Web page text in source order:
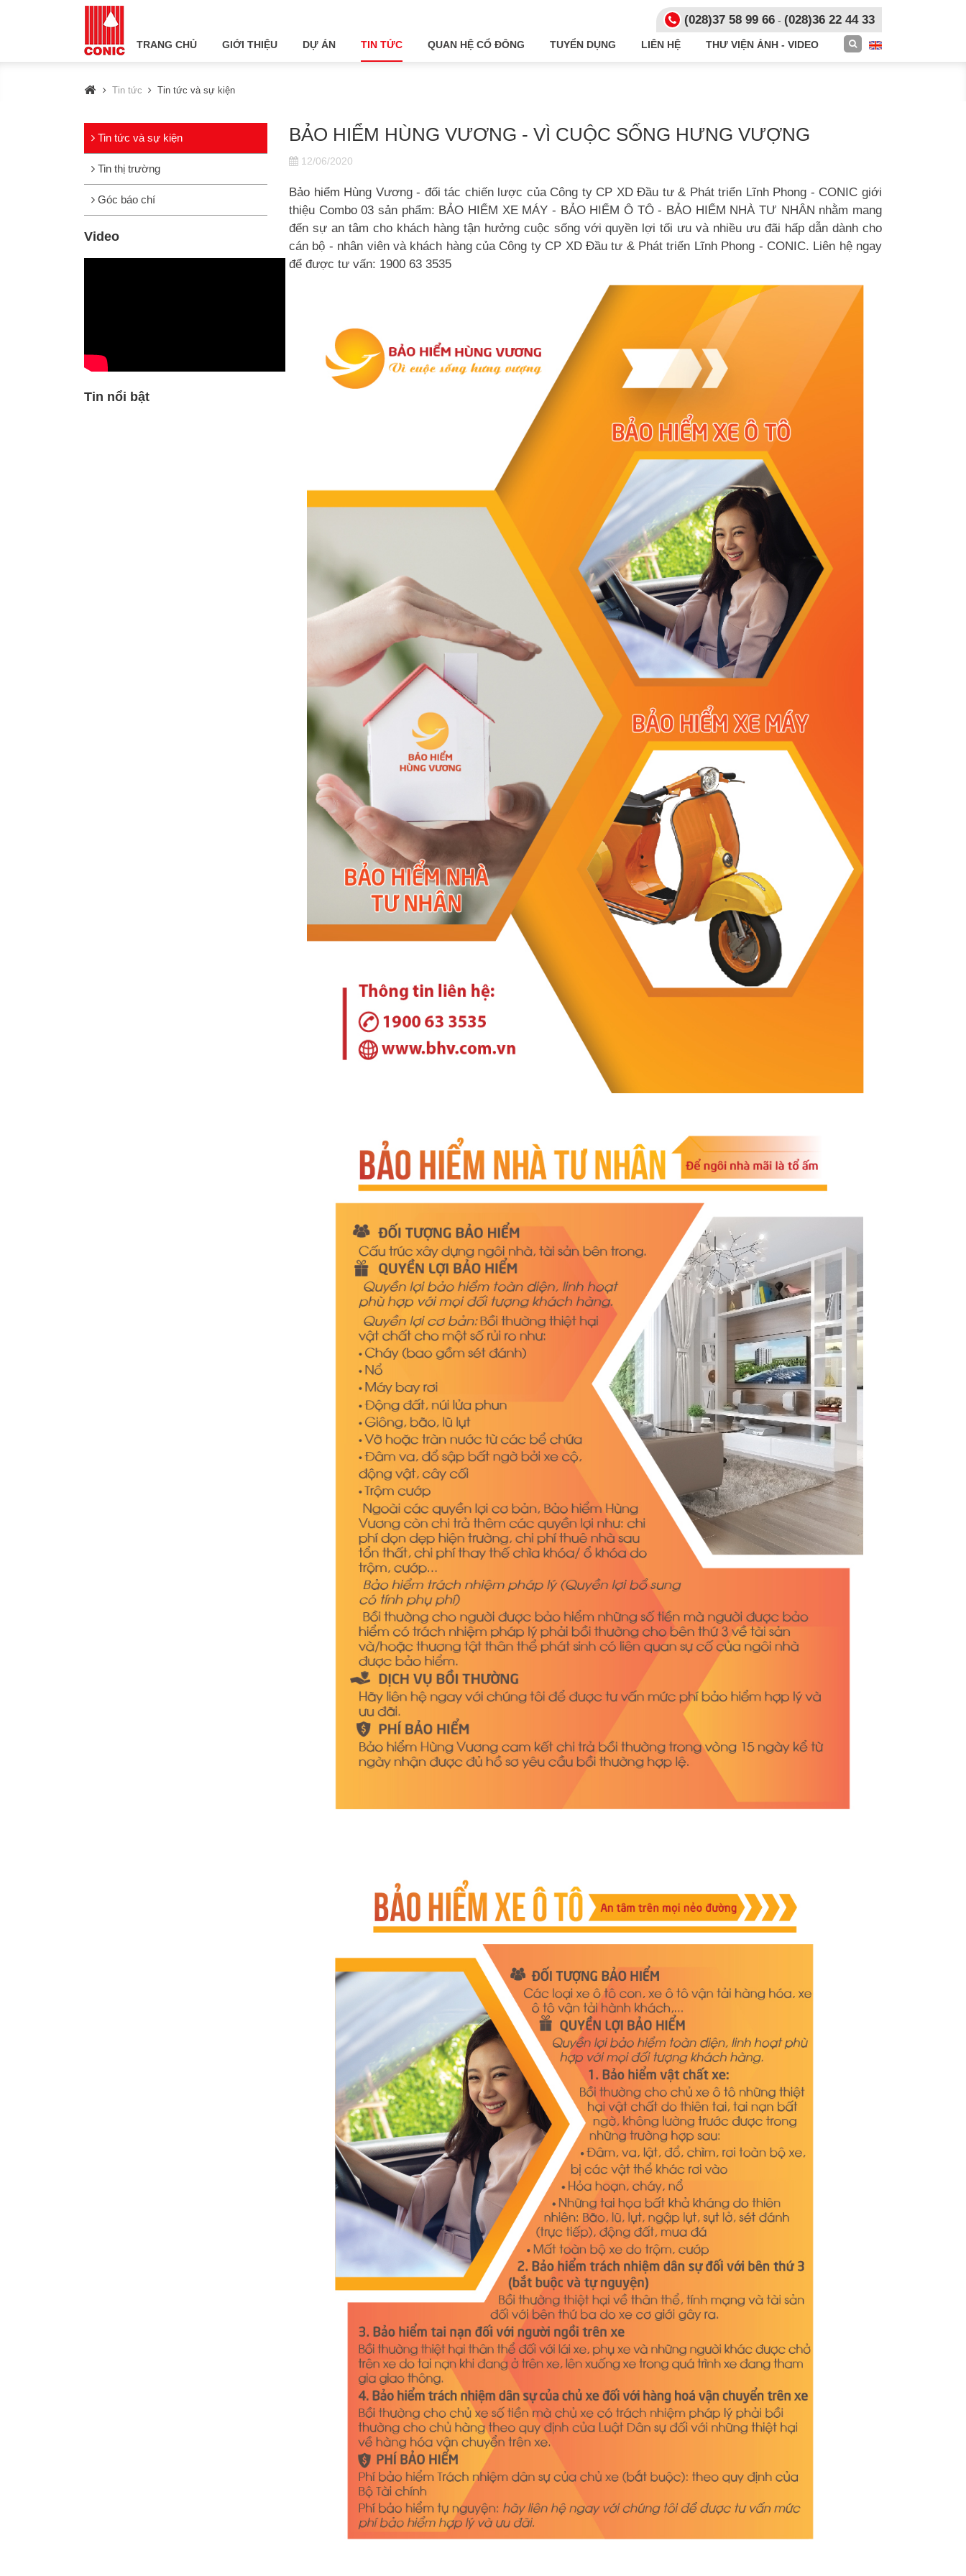
(028)37 58 99 66 - (028)36 22 44 33
TRANG CHỦ GIỚI THIỆU DỰ ÁN TIN TỨC QUAN HỆ CỔ ĐÔNG TUYỂN DỤNG LIÊN HỆ THƯ VIỆN ẢNH - VIDEO
Tin tức Tin tức và sự kiện
BẢO HIỂM HÙNG VƯƠNG - VÌ CUỘC SỐNG HƯNG VƯỢNG
12/06/2020
Bảo hiểm Hùng Vương - đối tác chiến lược của Công ty CP XD Đầu tư & Phát triển Lĩnh Phong - CONIC giới
thiệu Combo 03 sản phẩm: BẢO HIỂM XE MÁY - BẢO HIỂM Ô TÔ - BẢO HIỂM NHÀ TƯ NHÂN nhằm mang
đến sự an tâm cho khách hàng tận hưởng cuộc sống với quyền lợi tối ưu và nhiều ưu đãi hấp dẫn dành cho
cán bộ - nhân viên và khách hàng của Công ty CP XD Đầu tư & Phát triển Lĩnh Phong - CONIC. Liên hệ ngay
để được tư vấn: 1900 63 3535
Tin tức và sự kiện
Tin thị trường
Góc báo chí
Video
Tin nổi bật